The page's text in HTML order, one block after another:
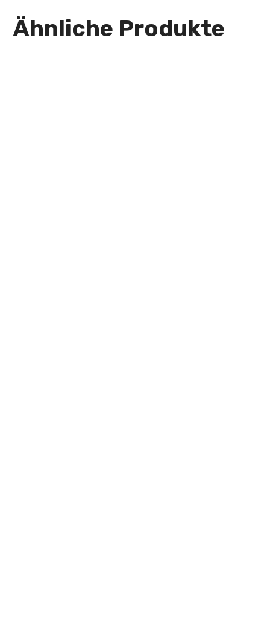
Ähnliche Produkte